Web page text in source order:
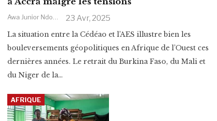
23 Avr, 2025
La situation entre la Cédéao et l’AES illustre bien les
bouleversements géopolitiques en Afrique de l’Ouest ces
dernières années. Le retrait du Burkina Faso, du Mali et
du Niger de la…
AFRIQUE